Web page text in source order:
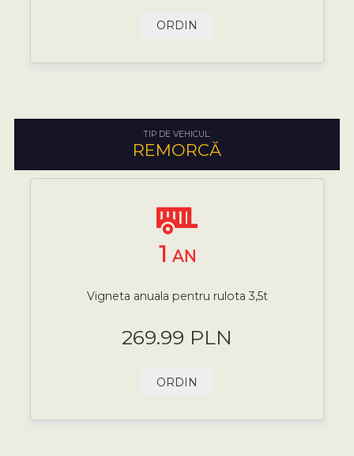
ORDIN
TIP DE VEHICUL:
REMORCĂ
1 AN
Vigneta anuala pentru rulota 3,5t
269.99 PLN
ORDIN